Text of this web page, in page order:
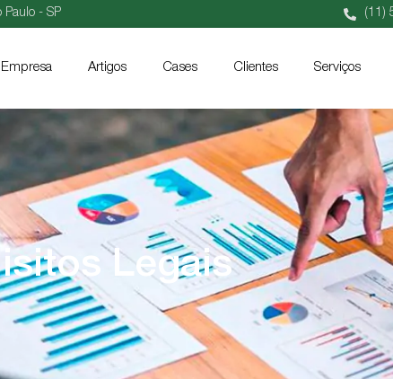
- SP (11)
Empresa Artigos Cases Clientes Serviços
Legais